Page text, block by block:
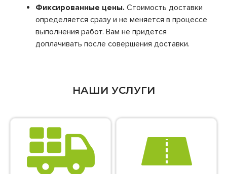
Фиксированные цены. Стоимость доставки
определяется сразу и не меняется в процессе
выполнения работ. Вам не придется
доплачивать после совершения доставки.
НАШИ УСЛУГИ